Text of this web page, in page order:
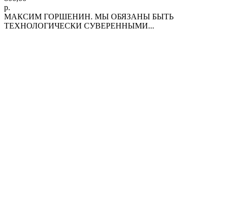
р.
МАКСИМ ГОРШЕНИН. МЫ ОБЯЗАНЫ БЫТЬ
ТЕХНОЛОГИЧЕСКИ СУВЕРЕННЫМИ...